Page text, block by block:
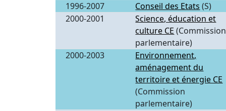
1996-2007 Conseil des Etats (S)
2000-2001
Science, éducation et
culture CE (Commission
parlementaire)
2000-2003
Environnement,
aménagement du
territoire et énergie CE
(Commission
parlementaire)